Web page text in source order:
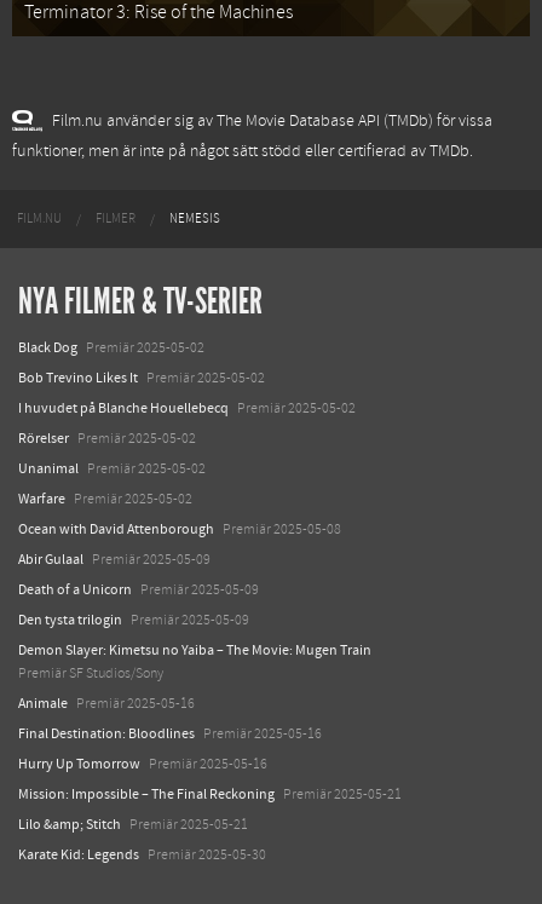
Terminator 3: Rise of the Machines
Film.nu använder sig av The Movie Database API (TMDb) för vissa
funktioner, men är inte på något sätt stödd eller certifierad av TMDb.
FILM.NU FILMER NEMESIS
NYA FILMER & TV-SERIER
Black Dog Premiär 2025-05-02
Bob Trevino Likes It Premiär 2025-05-02
I huvudet på Blanche Houellebecq Premiär 2025-05-02
Rörelser Premiär 2025-05-02
Unanimal Premiär 2025-05-02
Warfare Premiär 2025-05-02
Ocean with David Attenborough Premiär 2025-05-08
Abir Gulaal Premiär 2025-05-09
Death of a Unicorn Premiär 2025-05-09
Den tysta trilogin Premiär 2025-05-09
Demon Slayer: Kimetsu no Yaiba – The Movie: Mugen Train
Premiär SF Studios/Sony
Animale Premiär 2025-05-16
Final Destination: Bloodlines Premiär 2025-05-16
Hurry Up Tomorrow Premiär 2025-05-16
Mission: Impossible – The Final Reckoning Premiär 2025-05-21
Lilo &amp; Stitch Premiär 2025-05-21
Karate Kid: Legends Premiär 2025-05-30